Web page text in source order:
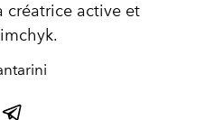
créatrice active et